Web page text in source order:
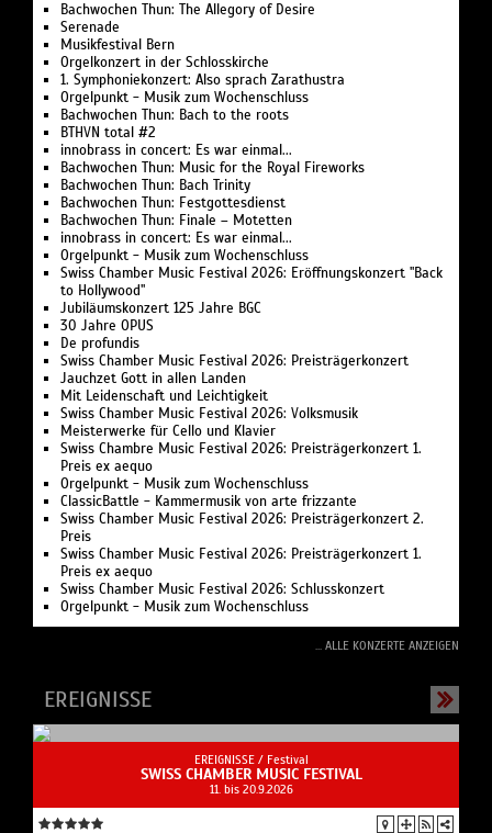
Bachwochen Thun: The Allegory of Desire
Serenade
Musikfestival Bern
Orgelkonzert in der Schlosskirche
1. Symphoniekonzert: Also sprach Zarathustra
Orgelpunkt - Musik zum Wochenschluss
Bachwochen Thun: Bach to the roots
BTHVN total #2
innobrass in concert: Es war einmal...
Bachwochen Thun: Music for the Royal Fireworks
Bachwochen Thun: Bach Trinity
Bachwochen Thun: Festgottesdienst
Bachwochen Thun: Finale – Motetten
innobrass in concert: Es war einmal...
Orgelpunkt - Musik zum Wochenschluss
Swiss Chamber Music Festival 2026: Eröffnungskonzert "Back
to Hollywood"
Jubiläumskonzert 125 Jahre BGC
30 Jahre OPUS
De profundis
Swiss Chamber Music Festival 2026: Preisträgerkonzert
Jauchzet Gott in allen Landen
Mit Leidenschaft und Leichtigkeit
Swiss Chamber Music Festival 2026: Volksmusik
Meisterwerke für Cello und Klavier
Swiss Chambre Music Festival 2026: Preisträgerkonzert 1.
Preis ex aequo
Orgelpunkt - Musik zum Wochenschluss
ClassicBattle - Kammermusik von arte frizzante
Swiss Chamber Music Festival 2026: Preisträgerkonzert 2.
Preis
Swiss Chamber Music Festival 2026: Preisträgerkonzert 1.
Preis ex aequo
Swiss Chamber Music Festival 2026: Schlusskonzert
Orgelpunkt - Musik zum Wochenschluss
... ALLE KONZERTE ANZEIGEN
EREIGNISSE
EREIGNISSE / Festival
SWISS CHAMBER MUSIC FESTIVAL
11. bis 20.9.2026